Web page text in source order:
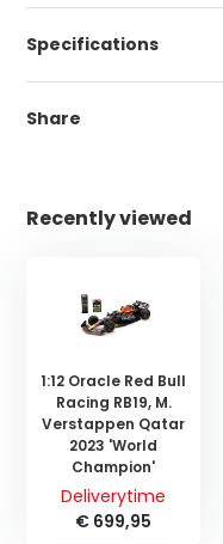
Specifications
Share
Recently viewed
1:12 Oracle Red Bull
Racing RB19, M.
Verstappen Qatar
2023 'World
Champion'
Deliverytime
€ 699,95